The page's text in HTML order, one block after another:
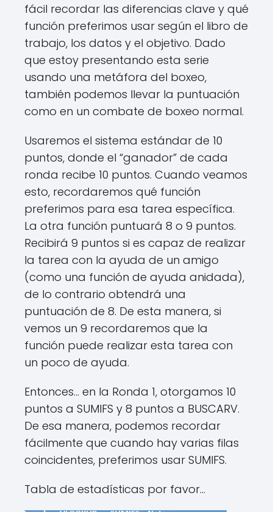
fácil recordar las diferencias clave y qué
función preferimos usar según el libro de
trabajo, los datos y el objetivo. Dado
que estoy presentando esta serie
usando una metáfora del boxeo,
también podemos llevar la puntuación
como en un combate de boxeo normal.
Usaremos el sistema estándar de 10
puntos, donde el “ganador” de cada
ronda recibe 10 puntos. Cuando veamos
esto, recordaremos qué función
preferimos para esa tarea específica.
La otra función puntuará 8 o 9 puntos.
Recibirá 9 puntos si es capaz de realizar
la tarea con la ayuda de un amigo
(como una función de ayuda anidada),
de lo contrario obtendrá una
puntuación de 8. De esta manera, si
vemos un 9 recordaremos que la
función puede realizar esta tarea con
un poco de ayuda.
Entonces… en la Ronda 1, otorgamos 10
puntos a SUMIFS y 8 puntos a BUSCARV.
De esa manera, podemos recordar
fácilmente que cuando hay varias filas
coincidentes, preferimos usar SUMIFS.
Tabla de estadísticas por favor…